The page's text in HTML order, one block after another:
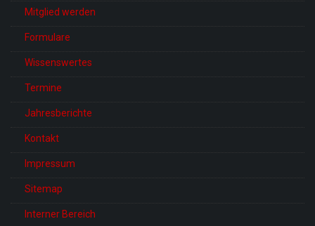
Mitglied werden
Formulare
Wissenswertes
Termine
Jahresberichte
Kontakt
Impressum
Sitemap
Interner Bereich